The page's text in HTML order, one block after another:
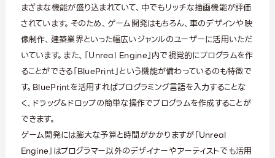
まざまな機能が盛り込まれていて、中でもリッチな描画機能が評価
されています。そのため、ゲーム開発はもちろん、車のデザインや映
像制作、建築業界といった幅広いジャンルのユーザーに活用いただ
いています。また、「Unreal Engine」内で視覚的にプログラムを作
ることができる「BluePrint」という機能が備わっているのも特徴で
す。BluePrintを活用すればプログラミング言語を入力することな
く、ドラッグ&ドロップの簡単な操作でプログラムを作成することが
できます。
ゲーム開発には膨大な予算と時間がかかりますが「Unreal
Engine」はプログラマー以外のデザイナーやアーティストでも活用